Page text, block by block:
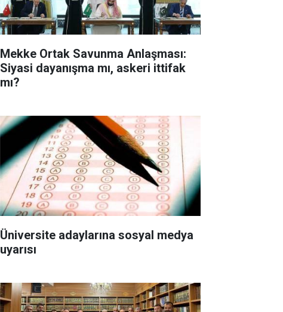
Mekke Ortak Savunma Anlaşması:
Siyasi dayanışma mı, askeri ittifak
mı?
Üniversite adaylarına sosyal medya
uyarısı